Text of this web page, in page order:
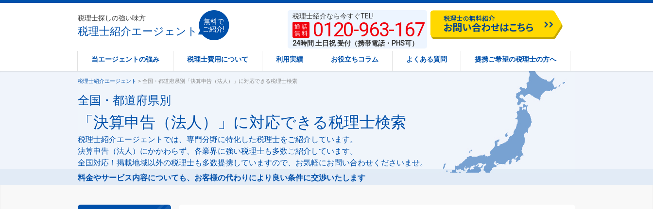
税理士探しの強い味方
税理士紹介エージェント
無料で
ご紹介!
税理士紹介なら今すぐTEL!
通 話
無 料
0120-963-167
24時間 土日祝 受付（携帯電話・PHS可）
当エージェントの強み 税理士費用について 利用実績 お役立ちコラム よくある質問 提携ご希望の税理士の方へ
税理士紹介エージェント > 全国・都道府県別「決算申告（法人）」に対応できる税理士検索
全国・都道府県別
「決算申告（法人）」に対応できる税理士検索
税理士紹介エージェントでは、専門分野に特化した税理士をご紹介しています。
決算申告（法人）にかかわらず、各業界に強い税理士も多数ご紹介しています。
全国対応！掲載地域以外の税理士も多数提携していますので、お気軽にお問い合わせくださいませ。
料金やサービス内容についても、お客様の代わりにより良い条件に交渉いたします